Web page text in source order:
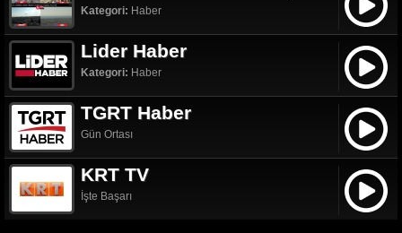
Kategori: Haber
Lider Haber
Kategori: Haber
TGRT Haber
Gün Ortası
KRT TV
İşte Başarı